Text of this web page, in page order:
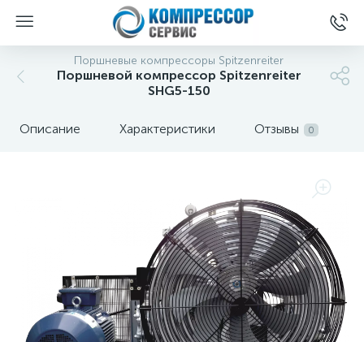
Поршневые компрессоры Spitzenreiter
Поршневой компрессор Spitzenreiter
SHG5-150
Описание Характеристики Отзывы 0